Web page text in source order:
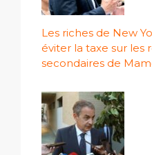
Les riches de New
éviter la taxe sur les
secondaires de